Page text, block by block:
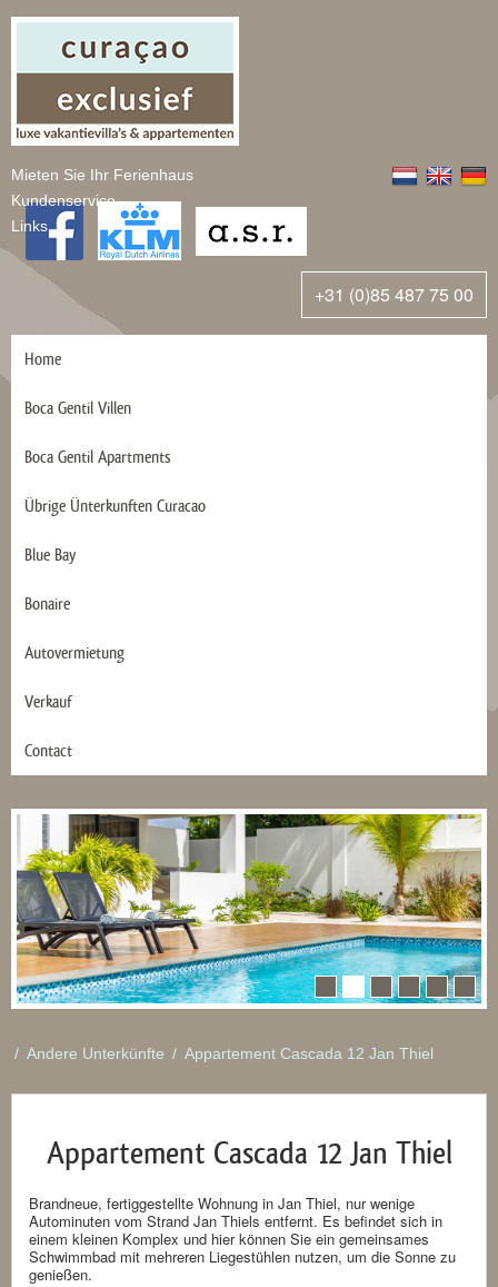
Mieten Sie Ihr Ferienhaus
Kundenservice
Links
+31 (0)85 487 75 00
Home
Boca Gentil Villen
Boca Gentil Apartments
Übrige Ünterkunften Curacao
Blue Bay
Bonaire
Autovermietung
Verkauf
Contact
/ Andere Unterkünfte / Appartement Cascada 12 Jan Thiel
Appartement Cascada 12 Jan Thiel
Brandneue, fertiggestellte Wohnung in Jan Thiel, nur wenige
Autominuten vom Strand Jan Thiels entfernt. Es befindet sich in
einem kleinen Komplex und hier können Sie ein gemeinsames
Schwimmbad mit mehreren Liegestühlen nutzen, um die Sonne zu
genießen.